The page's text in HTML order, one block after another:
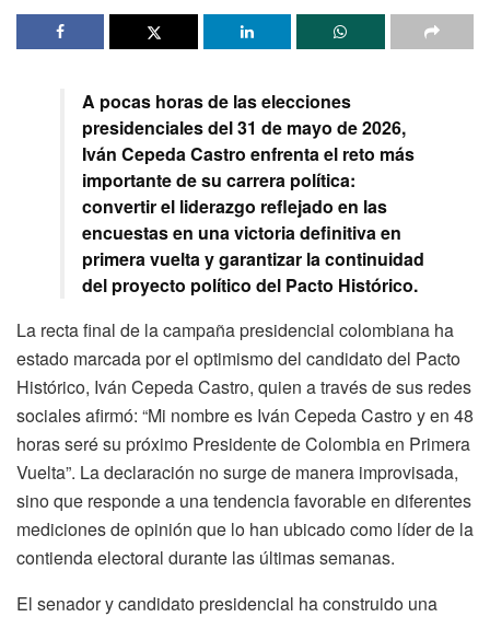
A pocas horas de las elecciones
presidenciales del 31 de mayo de 2026,
Iván Cepeda Castro enfrenta el reto más
importante de su carrera política:
convertir el liderazgo reflejado en las
encuestas en una victoria definitiva en
primera vuelta y garantizar la continuidad
del proyecto político del Pacto Histórico.
La recta final de la campaña presidencial colombiana ha
estado marcada por el optimismo del candidato del Pacto
Histórico, Iván Cepeda Castro, quien a través de sus redes
sociales afirmó: “Mi nombre es Iván Cepeda Castro y en 48
horas seré su próximo Presidente de Colombia en Primera
Vuelta”. La declaración no surge de manera improvisada,
sino que responde a una tendencia favorable en diferentes
mediciones de opinión que lo han ubicado como líder de la
contienda electoral durante las últimas semanas.
El senador y candidato presidencial ha construido una